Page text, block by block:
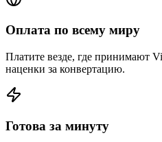
Оплата по всему миру
Платите везде, где принимают
наценки за конвертацию.
Готова за минуту